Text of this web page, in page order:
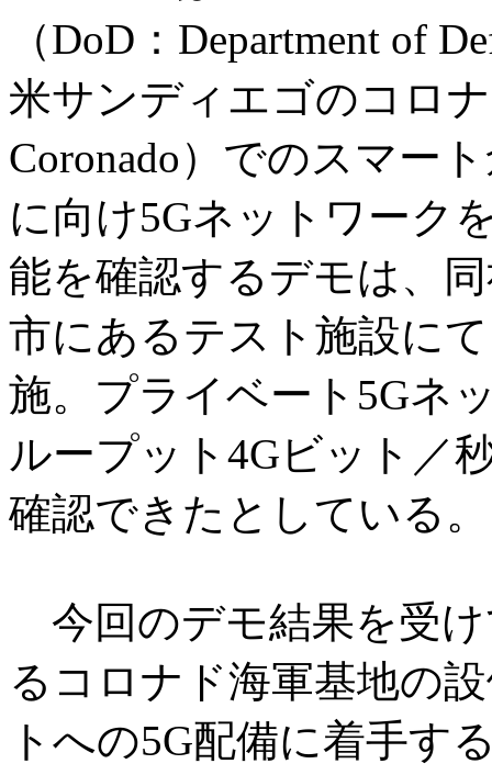
（DoD：Department of
米サンディエゴのコロ
Coronado）でのスマー
に向け5Gネットワーク
能を確認するデモは、
市にあるテスト施設に
施。プライベート5Gネ
ループット4Gビット／
確認できたとしている。
今回のデモ結果を受
るコロナド海軍基地の
トへの5G配備に着手す